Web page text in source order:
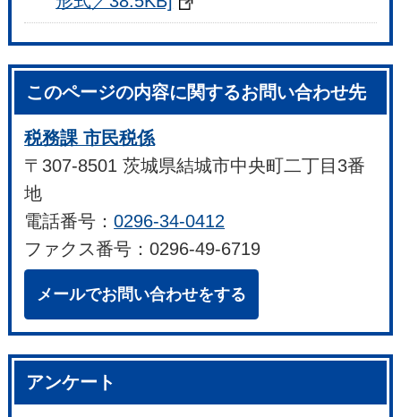
このページの内容に関するお問い合わせ先
税務課 市民税係
〒307-8501 茨城県結城市中央町二丁目3番
地
電話番号：0296-34-0412
ファクス番号：0296-49-6719
メールでお問い合わせをする
アンケート